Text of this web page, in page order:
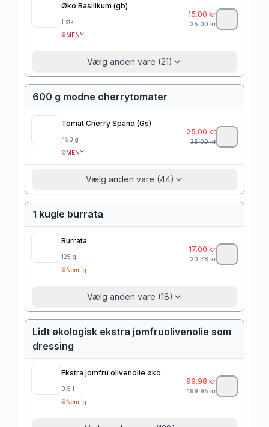
Øko Basilikum (gb)
1 stk
MENY
15.00 kr
25.00kr
Vælg anden vare (21)
600 g modne cherrytomater
Tomat Cherry Spand (Gs)
450 g
MENY
25.00 kr
35.00kr
Vælg anden vare (44)
1 kugle burrata
Burrata
125 g
Nemlig
17.00 kr
20.78kr
Vælg anden vare (18)
Lidt økologisk ekstra jomfruolivenolie som
dressing
Ekstra jomfru olivenolie øko.
0.5 l
Nemlig
99.98 kr
199.95kr